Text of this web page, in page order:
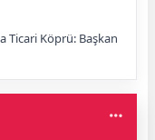
Ticari Köprü: Başkan